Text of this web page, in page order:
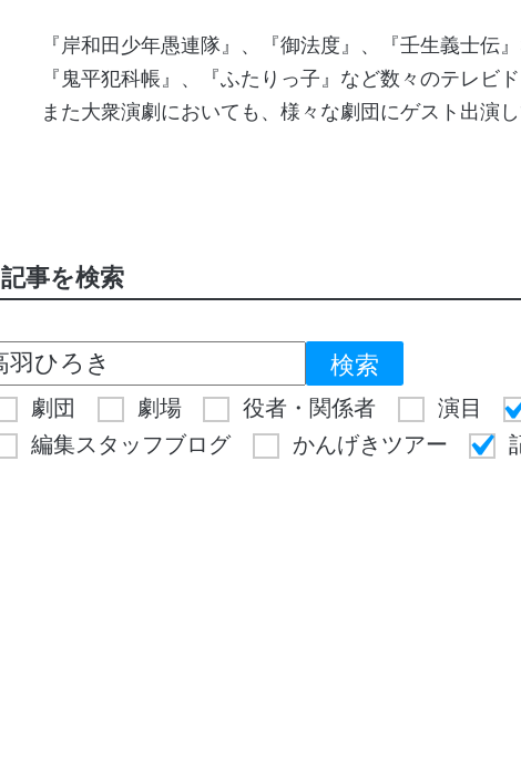
『岸和田少年愚連隊』、『御法度』、『壬生義士伝』
『鬼平犯科帳』、『ふたりっ子』など数々のテレビド
また大衆演劇においても、様々な劇団にゲスト出演し
記事を検索
劇団 劇場 役者・関係者 演目
編集スタッフブログ
かんげきツアー